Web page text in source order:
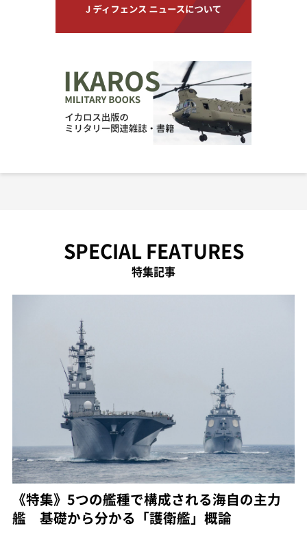
SPECIAL FEATURES
特集記事
《特集》5つの艦種で構成される海自の主力
艦 基礎から分かる「護衛艦」概論